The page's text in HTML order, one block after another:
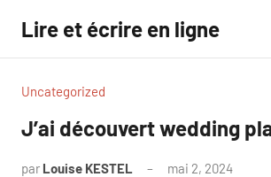
contenu
Lire et écrire en ligne
Uncategorized
J’ai découvert wedding
par Louise KESTEL mai 2, 2024